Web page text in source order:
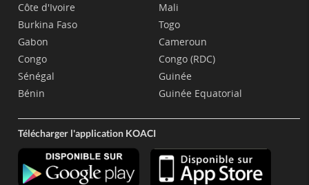
Côte d'Ivoire
Burkina Faso
Gabon
Congo
Sénégal
Bénin
Mali
Togo
Cameroun
Congo (RDC)
Guinée
Guinée Equatorial
Télécharger l'application KOACI